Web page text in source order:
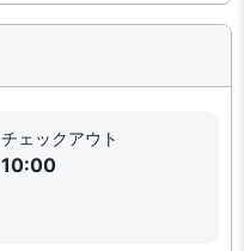
チェックアウト
10:00